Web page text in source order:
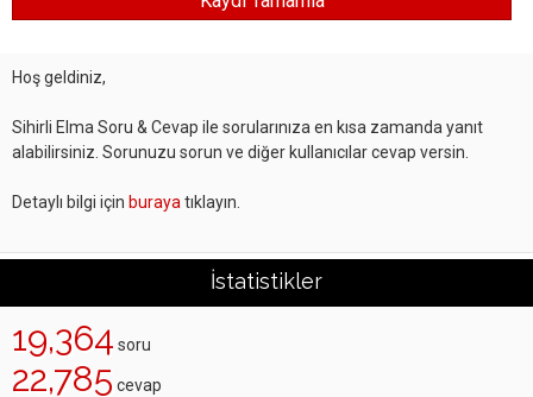
Hoş geldiniz,
Sihirli Elma Soru & Cevap ile sorularınıza en kısa zamanda yanıt
alabilirsiniz. Sorunuzu sorun ve diğer kullanıcılar cevap versin.
Detaylı bilgi için buraya tıklayın.
İstatistikler
19,364 soru
22,785 cevap